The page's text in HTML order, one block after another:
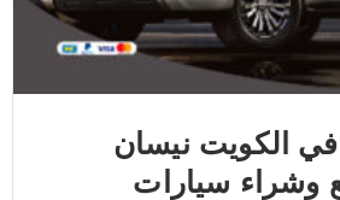
في الكويت نيسان
بيع وشراء سيارات